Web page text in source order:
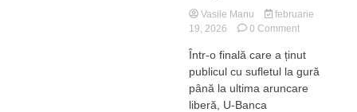
Vasile Manu
februarie
19, 2026
0 Commenton
BT
Cluj-
Napoca,
Într-o finală care a ținut
publicul cu sufletul la gură
până la ultima aruncare
liberă, U-Banca